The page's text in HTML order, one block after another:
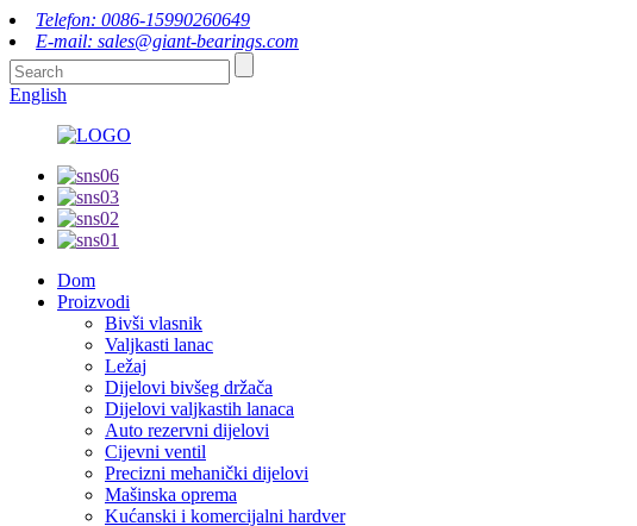
Telefon: 0086-15990260649
E-mail: sales@giant-bearings.com
English
Dom
Proizvodi
Bivši vlasnik
Valjkasti lanac
Ležaj
Dijelovi bivšeg držača
Dijelovi valjkastih lanaca
Auto rezervni dijelovi
Cijevni ventil
Precizni mehanički dijelovi
Mašinska oprema
Kućanski i komercijalni hardver